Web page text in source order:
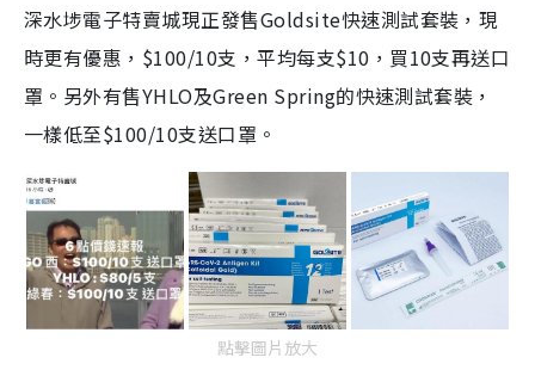
深水埗電子特賣城現正發售Goldsite快速測試套裝，現
時更有優惠，$100/10支，平均每支$10，買10支再送口
罩。另外有售YHLO及Green Spring的快速測試套裝，
一樣低至$100/10支送口罩。
點擊圖片放大